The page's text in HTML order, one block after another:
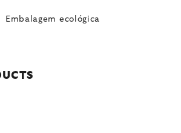
Embalagem ecológica